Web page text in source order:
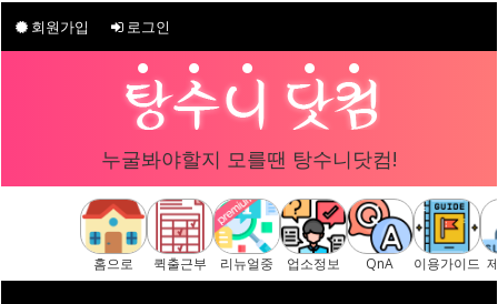
회원가입 로그인
누굴봐야할지 모를땐 탕수니닷컴!
홈으로 퀵출근부 리뉴얼중 업소정보 QnA 이용가이드